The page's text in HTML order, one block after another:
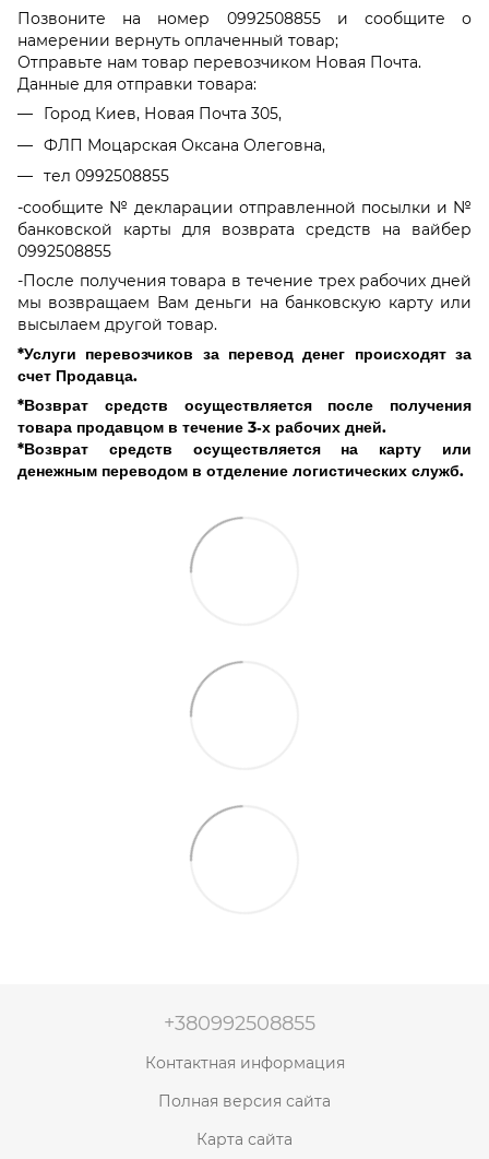
Позвоните на номер 0992508855 и сообщите о
намерении вернуть оплаченный товар;
Отправьте нам товар перевозчиком Новая Почта.
Данные для отправки товара:
Город Киев, Новая Почта 305,
ФЛП Моцарская Оксана Олеговна,
тел 0992508855
-сообщите № декларации отправленной посылки и №
банковской карты для возврата средств на вайбер
0992508855
-После получения товара в течение трех рабочих дней
мы возвращаем Вам деньги на банковскую карту или
высылаем другой товар.
*Услуги перевозчиков за перевод денег происходят за
счет Продавца.
*Возврат средств осуществляется после получения
товара продавцом в течение 3‑х рабочих дней.
*Возврат средств осуществляется на карту или
денежным переводом в отделение логистических служб.
+380992508855
Контактная информация
Полная версия сайта
Карта сайта